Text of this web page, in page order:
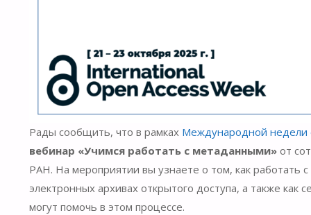
Рады сообщить, что в рамках Международной недели
вебинар «Учимся работать с метаданными» от
РАН. На мероприятии вы узнаете о том, как работать
электронных архивах открытого доступа, а также как
могут помочь в этом процессе.